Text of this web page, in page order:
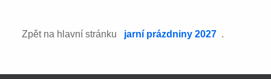
Zpět na hlavní stránku jarní prázdniny 2027 .